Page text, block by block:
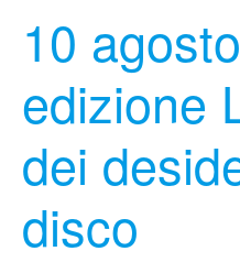
10
edizione
dei
disco